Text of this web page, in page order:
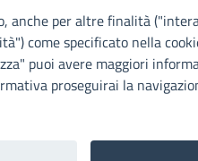
2016/
anche per altre finalità
come specificato nella
puoi avere maggiori
proseguirai la